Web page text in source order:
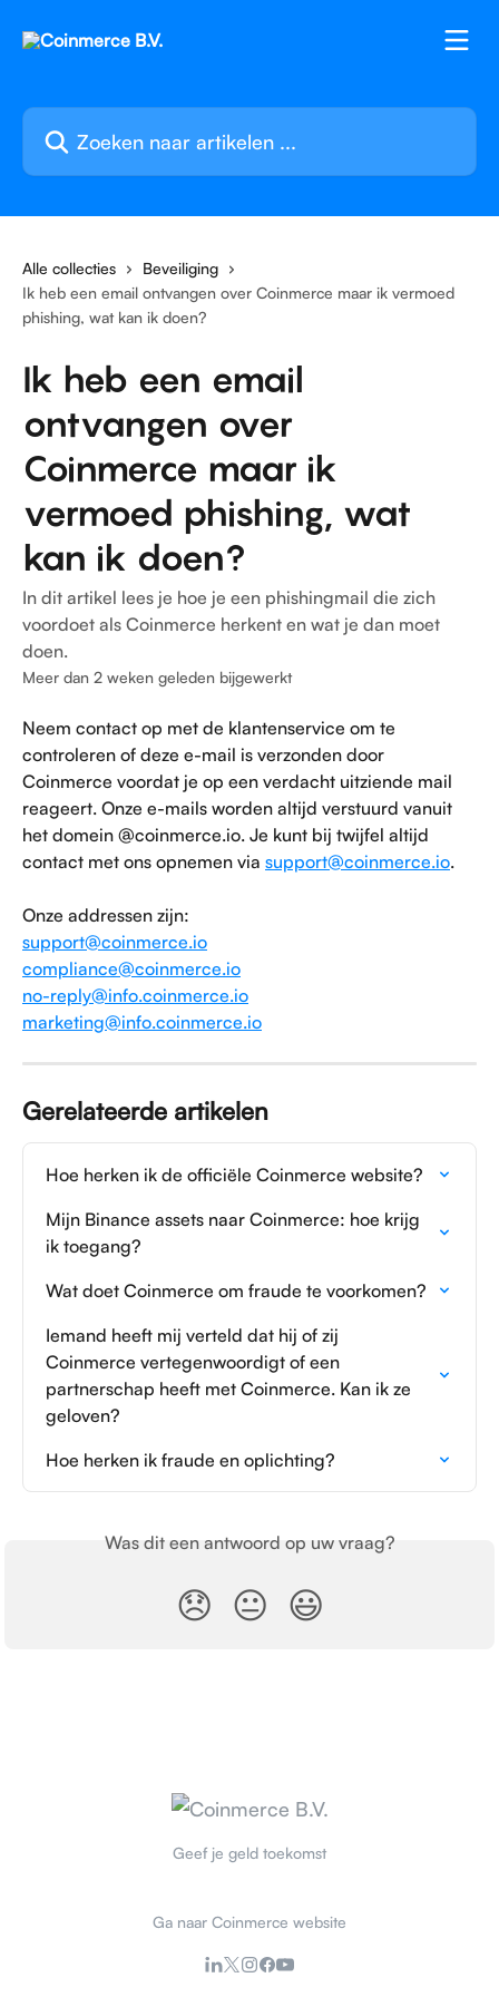
Zoeken naar artikelen ...
Alle collecties
Beveiliging
Ik heb een email ontvangen over Coinmerce maar ik vermoed
phishing, wat kan ik doen?
Ik heb een email
ontvangen over
Coinmerce maar ik
vermoed phishing, wat
kan ik doen?
In dit artikel lees je hoe je een phishingmail die zich
voordoet als Coinmerce herkent en wat je dan moet
doen.
Meer dan 2 weken geleden bijgewerkt
Neem contact op met de klantenservice om te
controleren of deze e-mail is verzonden door
Coinmerce voordat je op een verdacht uitziende mail
reageert. Onze e-mails worden altijd verstuurd vanuit
het domein @coinmerce.io. Je kunt bij twijfel altijd
contact met ons opnemen via support@coinmerce.io.
Onze addressen zijn:
support@coinmerce.io
compliance@coinmerce.io
no-reply@info.coinmerce.io
marketing@info.coinmerce.io
Gerelateerde artikelen
Hoe herken ik de officiële Coinmerce website?
Mijn Binance assets naar Coinmerce: hoe krijg
ik toegang?
Wat doet Coinmerce om fraude te voorkomen?
Iemand heeft mij verteld dat hij of zij
Coinmerce vertegenwoordigt of een
partnerschap heeft met Coinmerce. Kan ik ze
geloven?
Hoe herken ik fraude en oplichting?
Was dit een antwoord op uw vraag?
😞 😐 😃
Geef je geld toekomst
Ga naar Coinmerce website